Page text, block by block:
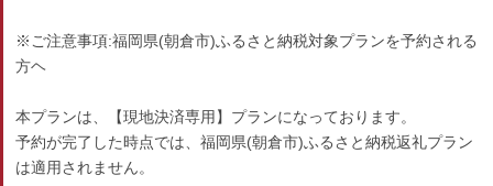
※ご注意事項:福岡県(朝倉市)ふるさと納税対象プランを予約される
方ヘ
本プランは、【現地決済専用】プランになっております。
予約が完了した時点では、福岡県(朝倉市)ふるさと納税返礼プラン
は適用されません。